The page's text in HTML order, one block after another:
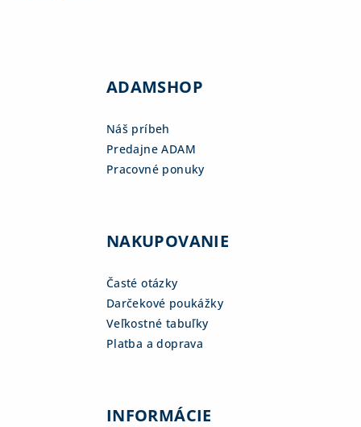
ADAMSHOP
Náš príbeh
Predajne ADAM
Pracovné ponuky
NAKUPOVANIE
Časté otázky
Darčekové poukážky
Veľkostné tabuľky
Platba a doprava
INFORMÁCIE